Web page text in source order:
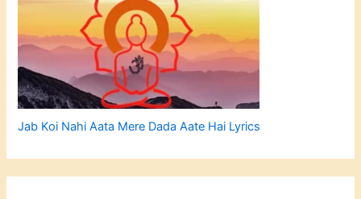
Jab Koi Nahi Aata Mere Dada Aate Hai Lyrics